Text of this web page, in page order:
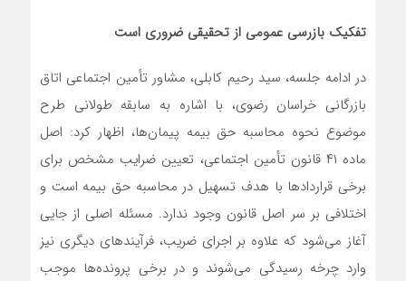
تفکیک بازرسی عمومی از تحقیقی ضروری است
در ادامه جلسه، سید رحیم کابلی، مشاور تأمین اجتماعی اتاق
بازرگانی خراسان رضوی، با اشاره به سابقه طولانی طرح
موضوع نحوه محاسبه حق بیمه پیمان‌ها، اظهار کرد: اصل
ماده ۴۱ قانون تأمین اجتماعی، تعیین ضرایب مشخص برای
برخی قراردادها با هدف تسهیل در محاسبه حق بیمه است و
اختلافی بر سر اصل قانون وجود ندارد. مسئله اصلی از جایی
آغاز می‌شود که علاوه بر اجرای ضریب، فرآیندهای دیگری نیز
وارد چرخه رسیدگی می‌شوند و در برخی پرونده‌ها موجب